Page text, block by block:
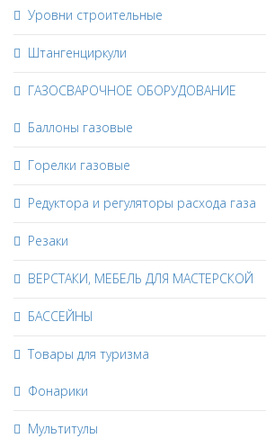
Уровни строительные
Штангенциркули
ГАЗОСВАРОЧНОЕ ОБОРУДОВАНИЕ
Баллоны газовые
Горелки газовые
Редуктора и регуляторы расхода газа
Резаки
ВЕРСТАКИ, МЕБЕЛЬ ДЛЯ МАСТЕРСКОЙ
БАССЕЙНЫ
Товары для туризма
Фонарики
Мультитулы